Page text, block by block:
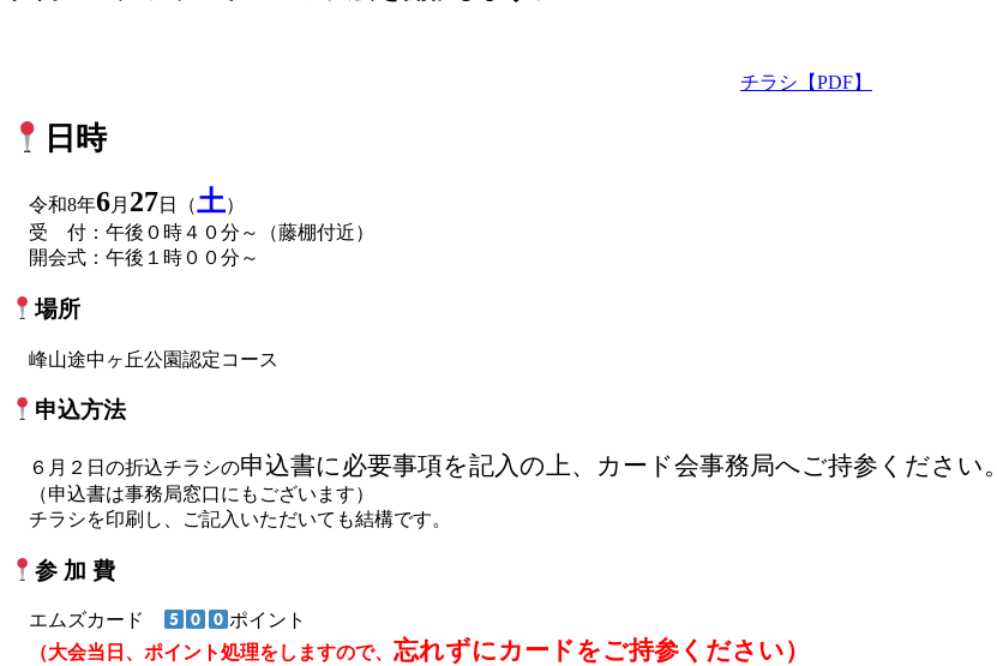
チラシ【PDF】
日時
令和8年6月 27日（土）
受 付：午後０時４０分～（藤棚付近）
開会式：午後１時００分～
場所
峰山途中ヶ丘公園認定コース
申込方法
６月２日の折込チラシの申込書に必要事項を記入の上、 カード会事務局へご持参ください。
（申込書は事務局窓口にもございます）
チラシを印刷し、ご記入いただいても結構です。
参 加 費
エムズカード
ポイント
（大会当日、ポイント処理をしますので、 忘れずにカードをご持参ください）